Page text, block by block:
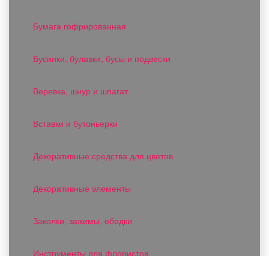
Бумага гофрированная
Бусинки, булавки, бусы и подвески
Веревка, шнур и шпагат
Вставки и бутоньерки
Декоративные средства для цветов
Декоративные элементы
Заколки, зажимы, ободки
Инструменты для флористов